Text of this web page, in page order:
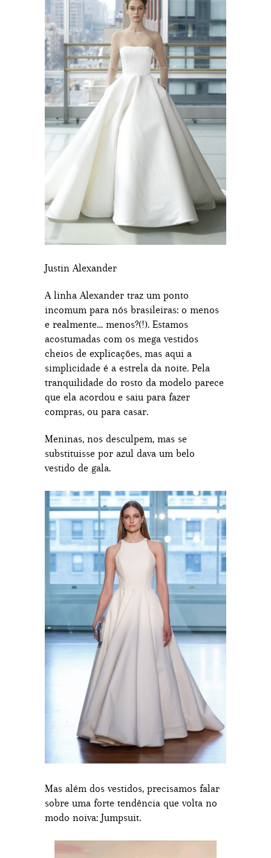
Justin Alexander
A linha Alexander traz um ponto
incomum para nós brasileiras: o menos
e realmente… menos?(!). Estamos
acostumadas com os mega vestidos
cheios de explicações, mas aqui a
simplicidade é a estrela da noite. Pela
tranquilidade do rosto da modelo parece
que ela acordou e saiu para fazer
compras, ou para casar.
Meninas, nos desculpem, mas se
substituisse por azul dava um belo
vestido de gala.
Mas além dos vestidos, precisamos falar
sobre uma forte tendência que volta no
modo noiva: Jumpsuit.